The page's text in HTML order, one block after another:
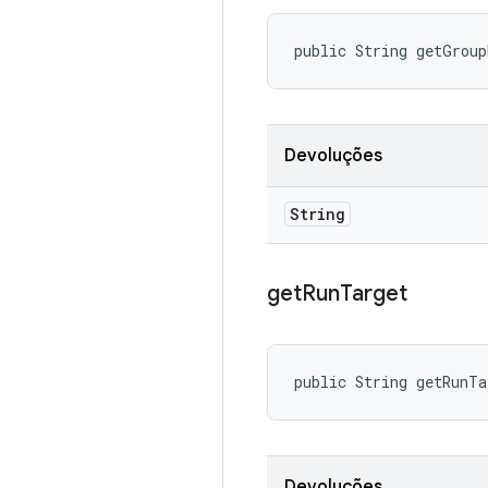
public String
Devoluções
String
getRunTarget
public String